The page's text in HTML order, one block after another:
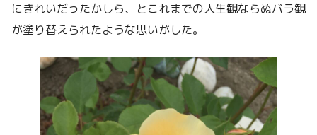
にきれいだったかしら、とこれまでの人生観ならぬバラ観
が塗り替えられたような思いがした。